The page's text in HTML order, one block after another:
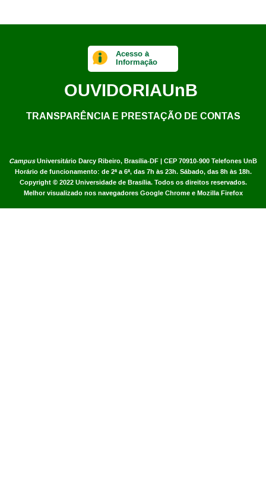
CampusUniversitário Darcy Ribeiro, Brasília-DF | CEP 70910-900 Telefones UnB
Horário de funcionamento: de 2ª a 6ª, das 7h às 23h. Sábado, das 8h às 18h.
Copyright © 2022 Universidade de Brasília. Todos os direitos reservados.
Melhor visualizado nos navegadores Google Chrome e Mozilla Firefox
Acesso à
Informação
OUVIDORIAUnB
TRANSPARÊNCIA E PRESTAÇÃO DE CONTAS